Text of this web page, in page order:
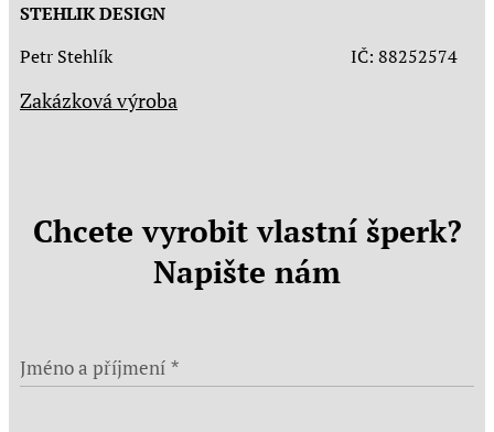
STEHLIK DESIGN
Petr Stehlík IČ: 88252574
Zakázková výroba
Chcete vyrobit vlastní šperk?
Napište nám
Jméno a příjmení